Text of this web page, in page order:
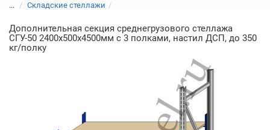
... Складские стеллажи
Дополнительная секция среднегрузового стеллажа
СГУ-50 2400х500х4500мм с 3 полками, настил ДСП, до 350
кг/полку